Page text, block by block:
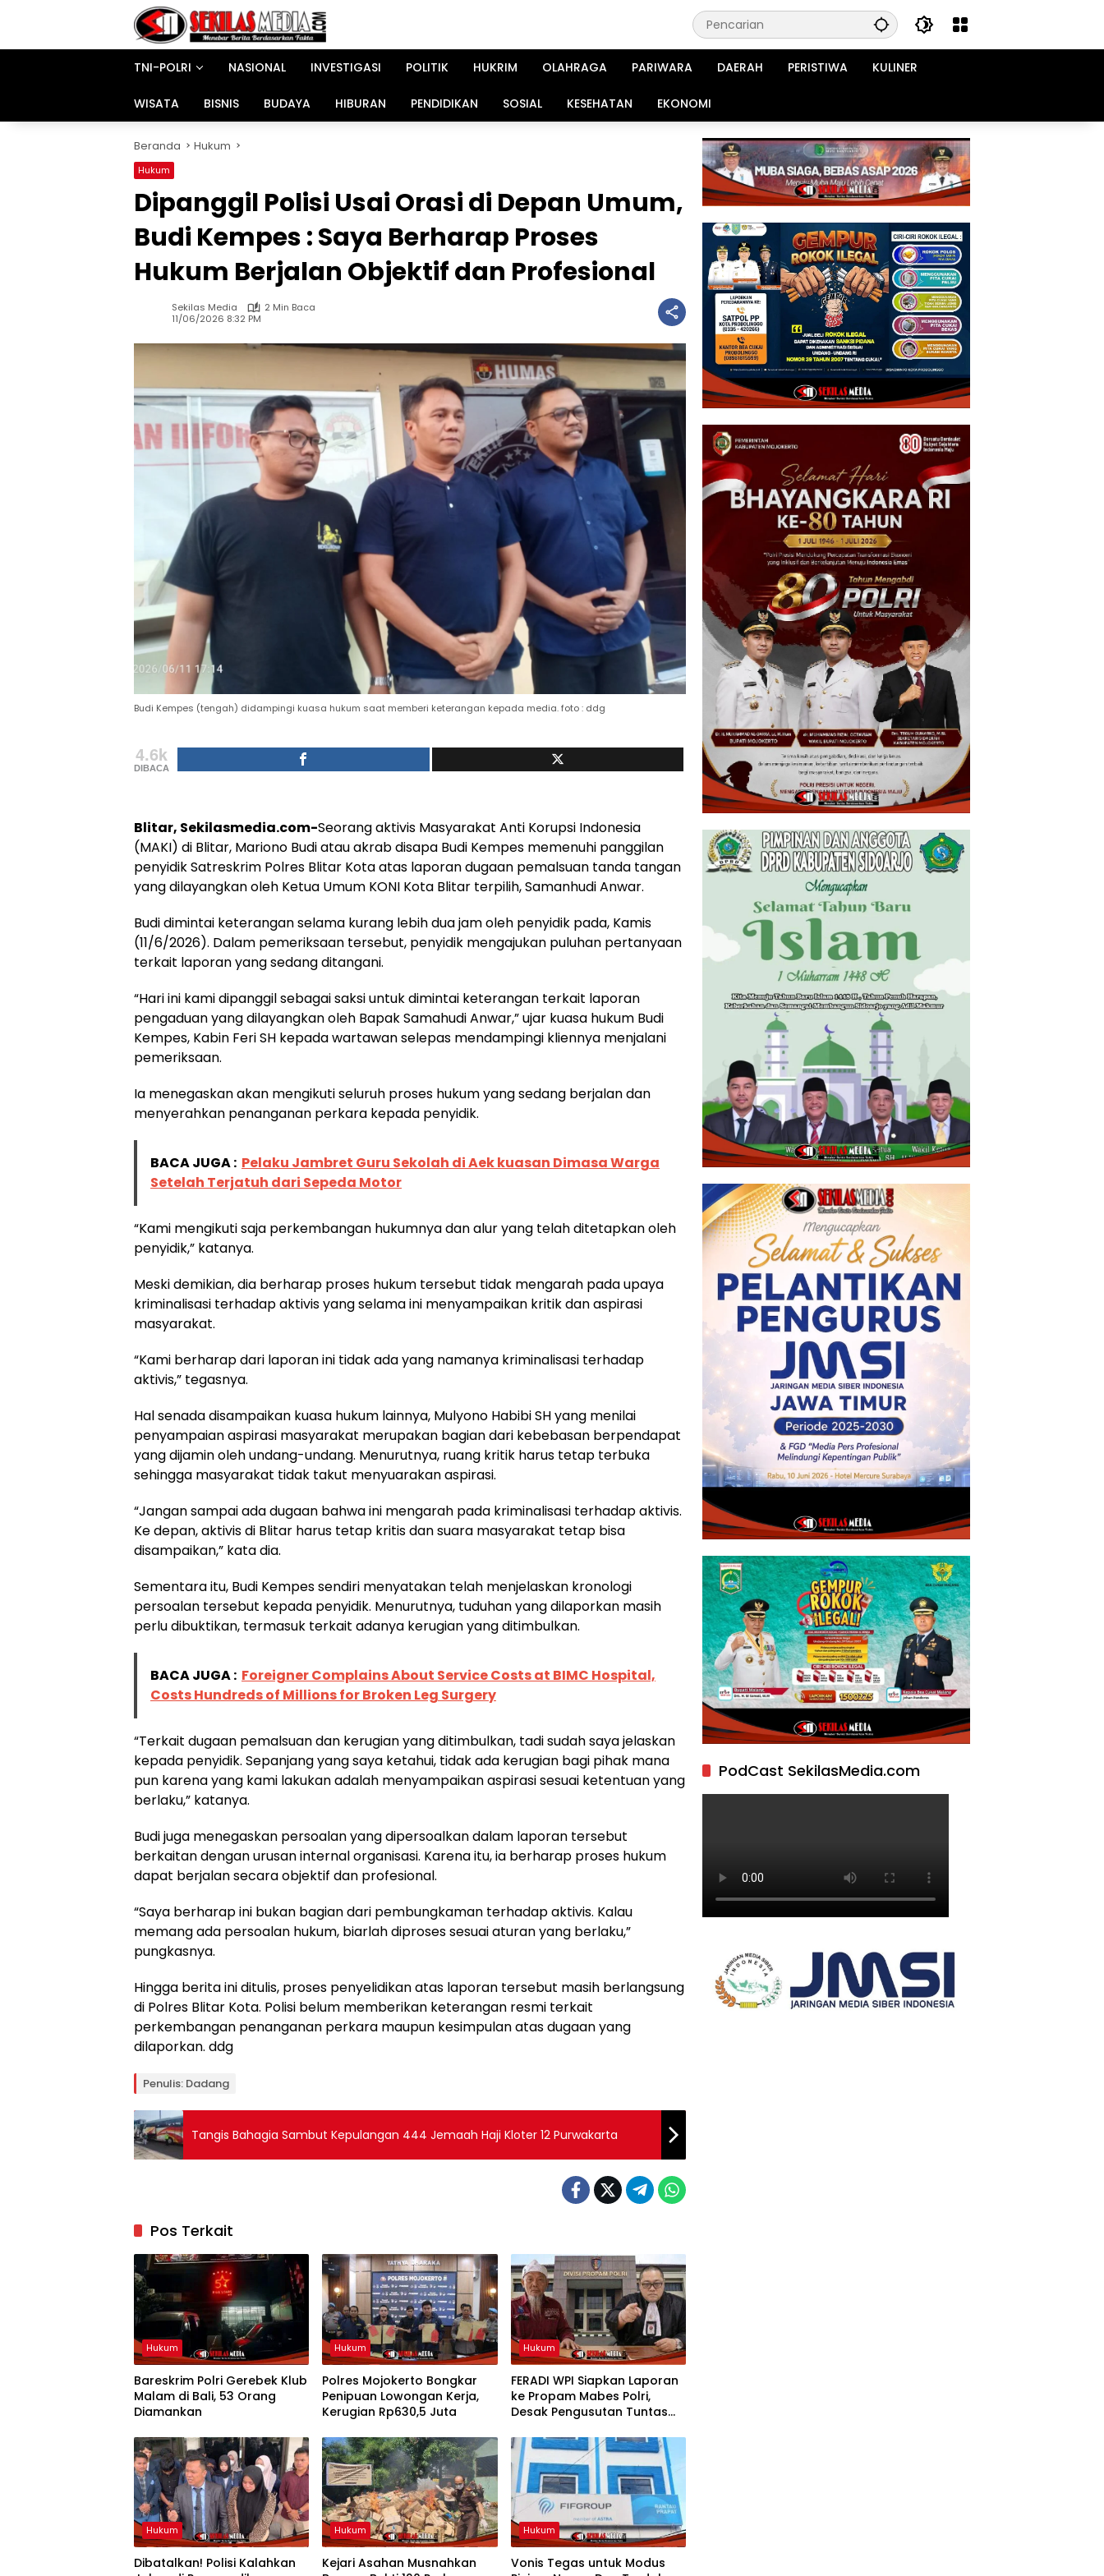
TNI-POLRI
NASIONAL INVESTIGASI POLITIK HUKRIM OLAHRAGA PARIWARA DAERAH PERISTIWA KULINER
WISATA BISNIS BUDAYA HIBURAN PENDIDIKAN SOSIAL KESEHATAN EKONOMI
Beranda Hukum
Hukum
Dipanggil Polisi Usai Orasi di Depan Umum,
Budi Kempes : Saya Berharap Proses
Hukum Berjalan Objektif dan Profesional
Sekilas Media
2 Min Baca
11/06/2026 8:32 PM
Budi Kempes (tengah) didampingi kuasa hukum saat memberi keterangan kepada media. foto : ddg
4.6k
DIBACA
Blitar, Sekilasmedia.com-Seorang aktivis Masyarakat Anti Korupsi Indonesia
(MAKI) di Blitar, Mariono Budi atau akrab disapa Budi Kempes memenuhi panggilan
penyidik Satreskrim Polres Blitar Kota atas laporan dugaan pemalsuan tanda tangan
yang dilayangkan oleh Ketua Umum KONI Kota Blitar terpilih, Samanhudi Anwar.
Budi dimintai keterangan selama kurang lebih dua jam oleh penyidik pada, Kamis
(11/6/2026). Dalam pemeriksaan tersebut, penyidik mengajukan puluhan pertanyaan
terkait laporan yang sedang ditangani.
“Hari ini kami dipanggil sebagai saksi untuk dimintai keterangan terkait laporan
pengaduan yang dilayangkan oleh Bapak Samahudi Anwar,” ujar kuasa hukum Budi
Kempes, Kabin Feri SH kepada wartawan selepas mendampingi kliennya menjalani
pemeriksaan.
Ia menegaskan akan mengikuti seluruh proses hukum yang sedang berjalan dan
menyerahkan penanganan perkara kepada penyidik.
BACA JUGA : Pelaku Jambret Guru Sekolah di Aek kuasan Dimasa Warga
Setelah Terjatuh dari Sepeda Motor
“Kami mengikuti saja perkembangan hukumnya dan alur yang telah ditetapkan oleh
penyidik,” katanya.
Meski demikian, dia berharap proses hukum tersebut tidak mengarah pada upaya
kriminalisasi terhadap aktivis yang selama ini menyampaikan kritik dan aspirasi
masyarakat.
“Kami berharap dari laporan ini tidak ada yang namanya kriminalisasi terhadap
aktivis,” tegasnya.
Hal senada disampaikan kuasa hukum lainnya, Mulyono Habibi SH yang menilai
penyampaian aspirasi masyarakat merupakan bagian dari kebebasan berpendapat
yang dijamin oleh undang-undang. Menurutnya, ruang kritik harus tetap terbuka
sehingga masyarakat tidak takut menyuarakan aspirasi.
“Jangan sampai ada dugaan bahwa ini mengarah pada kriminalisasi terhadap aktivis.
Ke depan, aktivis di Blitar harus tetap kritis dan suara masyarakat tetap bisa
disampaikan,” kata dia.
Sementara itu, Budi Kempes sendiri menyatakan telah menjelaskan kronologi
persoalan tersebut kepada penyidik. Menurutnya, tuduhan yang dilaporkan masih
perlu dibuktikan, termasuk terkait adanya kerugian yang ditimbulkan.
BACA JUGA : Foreigner Complains About Service Costs at BIMC Hospital,
Costs Hundreds of Millions for Broken Leg Surgery
“Terkait dugaan pemalsuan dan kerugian yang ditimbulkan, tadi sudah saya jelaskan
kepada penyidik. Sepanjang yang saya ketahui, tidak ada kerugian bagi pihak mana
pun karena yang kami lakukan adalah menyampaikan aspirasi sesuai ketentuan yang
berlaku,” katanya.
Budi juga menegaskan persoalan yang dipersoalkan dalam laporan tersebut
berkaitan dengan urusan internal organisasi. Karena itu, ia berharap proses hukum
dapat berjalan secara objektif dan profesional.
“Saya berharap ini bukan bagian dari pembungkaman terhadap aktivis. Kalau
memang ada persoalan hukum, biarlah diproses sesuai aturan yang berlaku,”
pungkasnya.
Hingga berita ini ditulis, proses penyelidikan atas laporan tersebut masih berlangsung
di Polres Blitar Kota. Polisi belum memberikan keterangan resmi terkait
perkembangan penanganan perkara maupun kesimpulan atas dugaan yang
dilaporkan. ddg
Penulis: Dadang
Tangis Bahagia Sambut Kepulangan 444 Jemaah Haji Kloter 12 Purwakarta
Pos Terkait
Hukum
Bareskrim Polri Gerebek Klub
Malam di Bali, 53 Orang
Diamankan
Hukum
Polres Mojokerto Bongkar
Penipuan Lowongan Kerja,
Kerugian Rp630,5 Juta
Hukum
FERADI WPI Siapkan Laporan
ke Propam Mabes Polri,
Desak Pengusutan Tuntas
Aktivis Kesehatan UUN
Hukum
Dibatalkan! Polisi Kalahkan
Hukum
Kejari Asahan Musnahkan
Hukum
Vonis Tegas untuk Modus
PodCast SekilasMedia.com